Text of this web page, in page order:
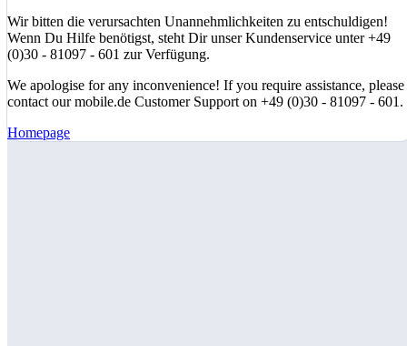
Wir bitten die verursachten Unannehmlichkeiten zu entschuldigen!
Wenn Du Hilfe benötigst, steht Dir unser Kundenservice unter +49
(0)30 - 81097 - 601 zur Verfügung.
We apologise for any inconvenience! If you require assistance, please
contact our mobile.de Customer Support on +49 (0)30 - 81097 - 601.
Homepage